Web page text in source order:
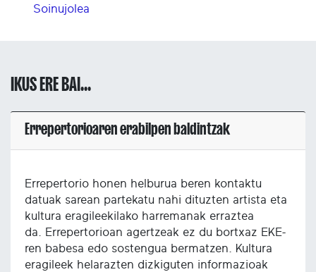
Soinujolea
IKUS ERE BAI...
Errepertorioaren erabilpen baldintzak
Errepertorio honen helburua beren kontaktu
datuak sarean partekatu nahi dituzten artista eta
kultura eragileekilako harremanak erraztea
da. Errepertorioan agertzeak ez du bortxaz EKE-
ren babesa edo sostengua bermatzen. Kultura
eragileek helarazten dizkiguten informazioak